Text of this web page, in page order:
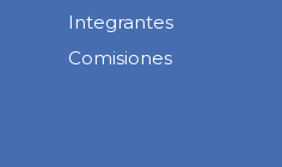
Integrantes
Comisiones